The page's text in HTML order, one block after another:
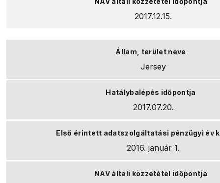
2017.12.15.
Jersey
2017.07.20.
2016. január 1.